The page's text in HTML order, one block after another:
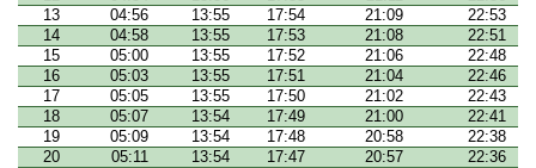
13
04:56 13:55 17:54 21:09
22:53
14
04:58 13:55 17:53 21:08
22:51
15
05:00 13:55 17:52 21:06
22:48
16
05:03 13:55 17:51 21:04
22:46
17
05:05 13:55 17:50 21:02
22:43
18
05:07 13:54 17:49 21:00
22:41
19
05:09 13:54 17:48 20:58
22:38
20
05:11 13:54 17:47 20:57
22:36